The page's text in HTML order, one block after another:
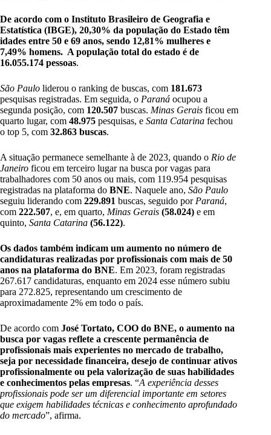
De acordo com o Instituto Brasileiro de Geografia e
Estatística (IBGE), 20,30% da população do Estado têm
idades entre 50 e 69 anos, sendo 12,81% mulheres e
7,49% homens. A população total do estado é de
16.055.174 pessoas.
São Paulo liderou o ranking de buscas, com 181.673
pesquisas registradas. Em seguida, o Paraná ocupou a
segunda posição, com 120.507 buscas. Minas Gerais ficou em
quarto lugar, com 48.975 pesquisas, e Santa Catarina fechou
o top 5, com 32.863 buscas.
A situação permanece semelhante à de 2023, quando o Rio de
Janeiro ficou em terceiro lugar na busca por vagas para
trabalhadores com 50 anos ou mais, com 119.954 pesquisas
registradas na plataforma do BNE. Naquele ano, São Paulo
seguiu liderando com 229.891 buscas, seguido por Paraná,
com 222.507, e, em quarto, Minas Gerais (58.024) e em
quinto, Santa Catarina (56.122).
Os dados também indicam um aumento no número de
candidaturas realizadas por profissionais com mais de 50
anos na plataforma do BNE. Em 2023, foram registradas
267.617 candidaturas, enquanto em 2024 esse número subiu
para 272.825, representando um crescimento de
aproximadamente 2% em todo o país.
De acordo com José Tortato, COO do BNE, o aumento na
busca por vagas reflete a crescente permanência de
profissionais mais experientes no mercado de trabalho,
seja por necessidade financeira, desejo de continuar ativos
profissionalmente ou pela valorização de suas habilidades
e conhecimentos pelas empresas. “A experiência desses
profissionais pode ser um diferencial importante em setores
que exigem habilidades técnicas e conhecimento aprofundado
do mercado”, afirma.